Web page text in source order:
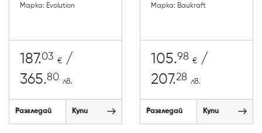
Марка: Evolution
187.03 € /
365.80 лв.
Разгледай Купи
Марка: Baukraft
105.98 € /
207.28 лв.
Разгледай Купи